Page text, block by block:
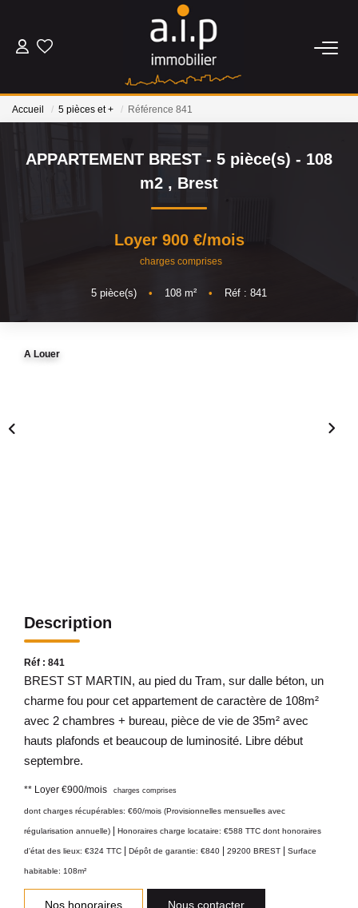
ACHETER
ESTIMER
Accueil 5 pièces et + Référence 841
APPARTEMENT BREST - 5 pièce(s) - 108
m2 , Brest
Loyer 900 €/mois
charges comprises
5 pièce(s) • 108 m² • Réf : 841
A Louer
Description
Réf : 841
BREST ST MARTIN, au pied du Tram, sur dalle béton, un
charme fou pour cet appartement de caractère de 108m²
avec 2 chambres + bureau, pièce de vie de 35m² avec
hauts plafonds et beaucoup de luminosité. Libre début
septembre.
** Loyer €900/mois charges comprises
dont charges récupérables: €60/mois (Provisionnelles mensuelles avec
régularisation annuelle) | Honoraires charge locataire: €588 TTC dont honoraires
d'état des lieux: €324 TTC | Dépôt de garantie: €840 | 29200 BREST | Surface
habitable: 108m²
Nos honoraires Nous contacter